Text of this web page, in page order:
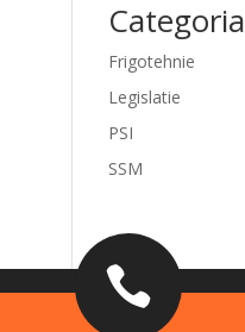
Categoria
Frigotehnie
Legislatie
PSI
SSM
